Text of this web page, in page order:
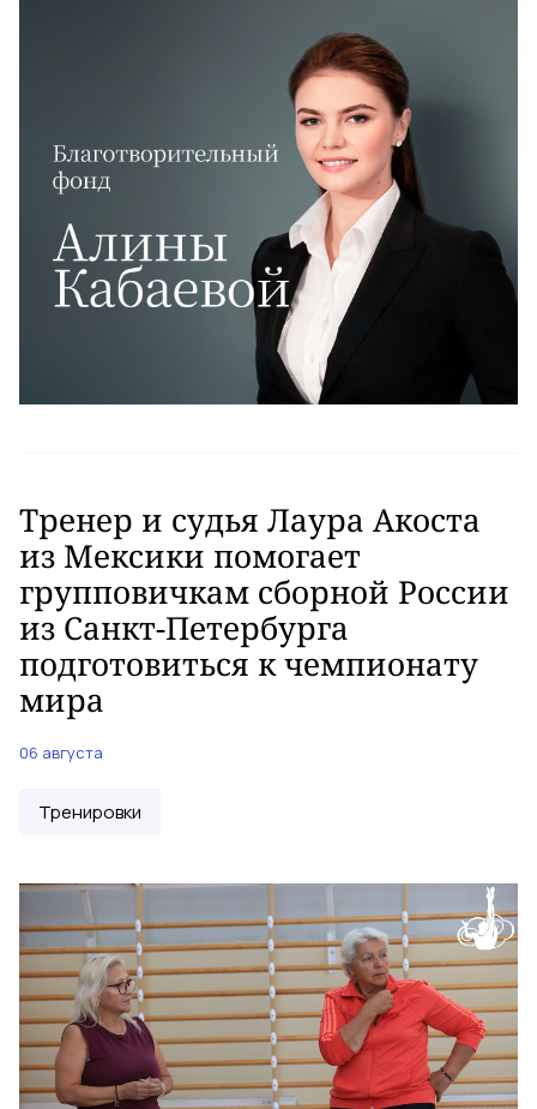
Тренер и судья Лаура Акоста
из Мексики помогает
групповичкам сборной России
из Санкт-Петербурга
подготовиться к чемпионату
мира
06 августа
Тренировки